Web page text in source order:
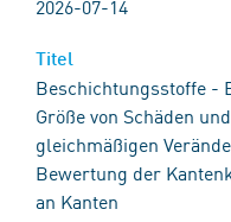
2026-07-14
Titel
Beschichtungsstoffe -
Größe von Schäden
gleichmäßigen
Bewertung der
an Kanten